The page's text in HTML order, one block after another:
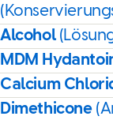
Alcohol
MDM
Calcium
Dimethicone